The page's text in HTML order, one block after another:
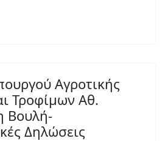
Αγροτικής
Τροφίμων Αθ.
Βουλή-
Δηλώσεις